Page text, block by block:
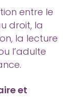
entre le
droit, la
la lecture
l’adulte
et